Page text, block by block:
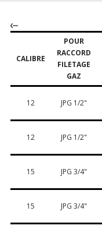
CALIBRE
POUR
RACCORD
FILETAGE
GAZ
12 JPG 1/2"
12 JPG 1/2"
15 JPG 3/4"
15 JPG 3/4"